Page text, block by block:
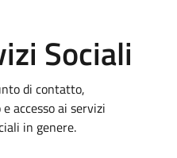
Sociali
di contatto,
accesso ai servizi
in genere.